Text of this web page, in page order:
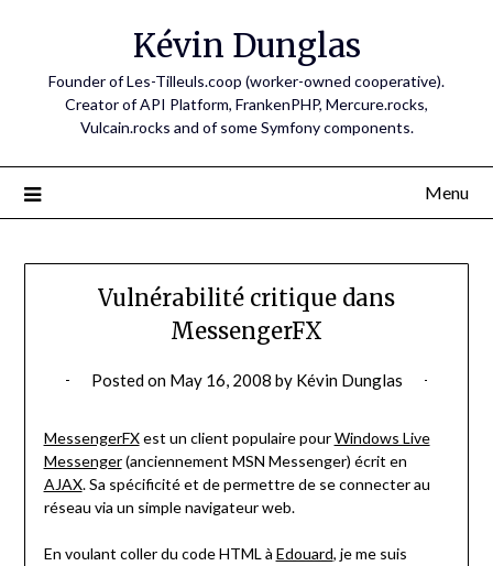
Kévin Dunglas
Founder of Les-Tilleuls.coop (worker-owned cooperative).
Creator of API Platform, FrankenPHP, Mercure.rocks,
Vulcain.rocks and of some Symfony components.
Menu
Vulnérabilité critique dans
MessengerFX
Posted on May 16, 2008 by Kévin Dunglas
MessengerFXest un client populaire pourWindows Live
Messenger(anciennement MSN Messenger) écrit en
AJAX. Sa spécificité et de permettre de se connecter au
réseau via un simple navigateur web.
En voulant coller du code HTML à Edouard, je me suis